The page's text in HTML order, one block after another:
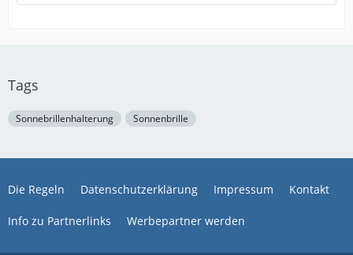
Tags
Sonnebrillenhalterung Sonnenbrille
Die Regeln Datenschutzerklärung Impressum Kontakt
Info zu Partnerlinks Werbepartner werden